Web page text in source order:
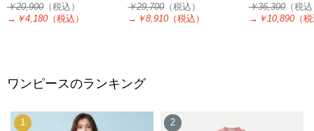
￥20,900 （税込）
→ ￥4,180 （税込）
￥29,700（税込）
→ ￥8,910 （税込）
￥36,300（税
→ ￥10,890（
ワンピースのランキング
1 2